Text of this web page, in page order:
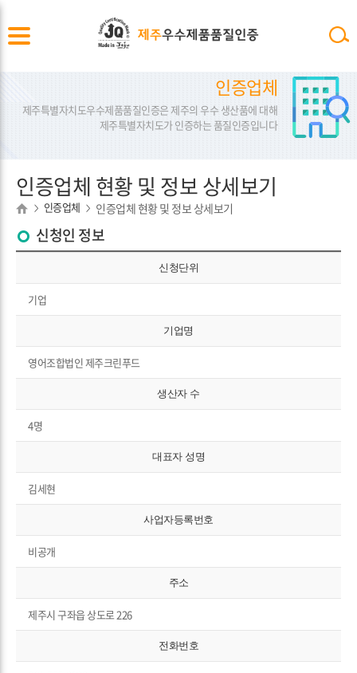
인증업체
제주특별자치도우수제품품질인증은 제주의 우수 생산품에 대해
제주특별자치도가 인증하는 품질인증입니다
> 인증업체 > 인증업체 현황 및 정보 상세보기
인증업체 현황 및 정보 상세보기
신청인 정보
신청단위
기업
기업명
영어조합법인 제주크린푸드
생산자 수
4명
대표자 성명
김세현
사업자등록번호
비공개
주소
제주시 구좌읍 상도로 226
전화번호